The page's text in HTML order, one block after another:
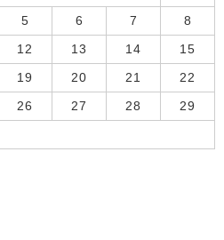
5 6 7 8
12 13 14 15
19 20 21 22
26 27 28 29